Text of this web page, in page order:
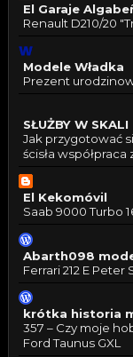
El Garaje
Renault D210/20
Modele Władka
Prezent
SŁUŻBY W SKALI
Jak przygotować
ścisła współpraca
El Kekomóvil
Saab 9000 Turbo
Abarth098
Ferrari 212 E
krótka historia
357 – Czy moje
Ford Taunus GXL